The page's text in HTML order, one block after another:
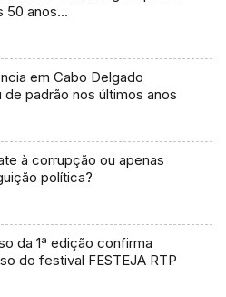
50 anos…
em Cabo Delgado
de padrão nos últimos anos
à corrupção ou apenas
política?
da 1ª edição confirma
do festival FESTEJA RTP